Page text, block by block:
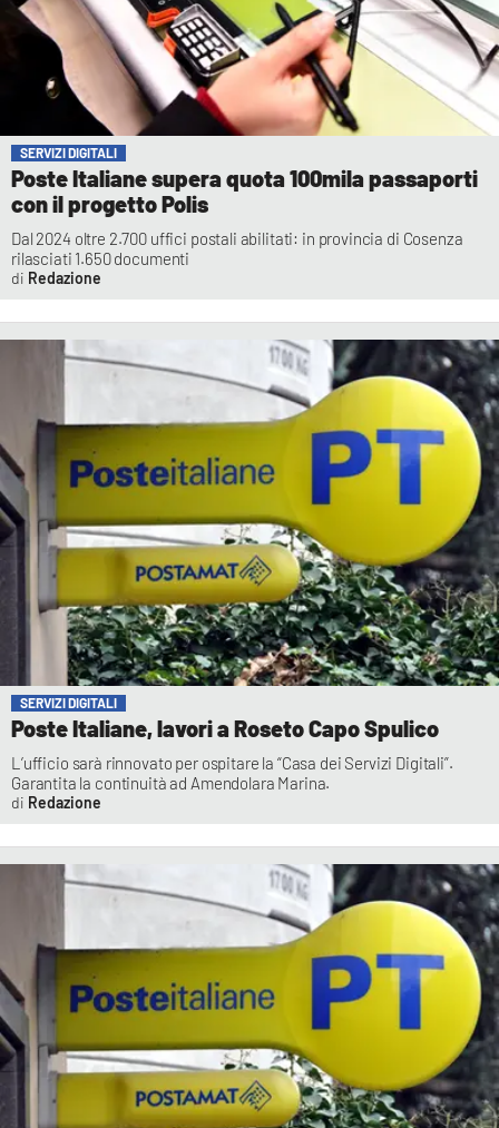
SERVIZI DIGITALI
Poste Italiane supera quota 100mila passaporti
con il progetto Polis
Dal 2024 oltre 2.700 uffici postali abilitati: in provincia di Cosenza
rilasciati 1.650 documenti
Redazione
SERVIZI DIGITALI
Poste Italiane, lavori a Roseto Capo Spulico
L’ufficio sarà rinnovato per ospitare la “Casa dei Servizi Digitali”.
Garantita la continuità ad Amendolara Marina.
Redazione